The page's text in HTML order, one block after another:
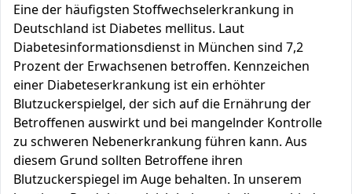
Eine der häufigsten Stoffwechselerkrankung in
Deutschland ist Diabetes mellitus. Laut
Diabetesinformationsdienst in München sind 7,2
Prozent der Erwachsenen betroffen. Kennzeichen
einer Diabeteserkrankung ist ein erhöhter
Blutzuckerspielgel, der sich auf die Ernährung der
Betroffenen auswirkt und bei mangelnder Kontrolle
zu schweren Nebenerkrankung führen kann. Aus
diesem Grund sollten Betroffene ihren
Blutzuckerspiegel im Auge behalten. In unserem